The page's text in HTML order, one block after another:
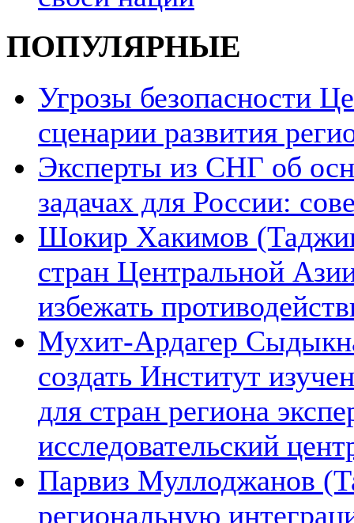
ПОПУЛЯРНЫЕ
Угрозы безопасности
сценарии развития
Эксперты из СНГ об
задачах для России:
Шокир Хакимов
стран Центральной
избежать
Мухит-Ардагер
создать Институт
для стран региона
исследовательский
Парвиз Муллоджанов
региональную